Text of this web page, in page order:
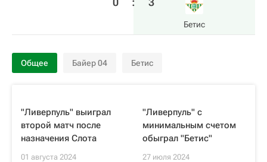
Бетис
Общее Байер 04 Бетис
"Ливерпуль" выиграл
второй матч после
назначения Слота
01 августа 2024
"Ливерпуль" с
минимальным счетом
обыграл "Бетис"
27 июля 2024